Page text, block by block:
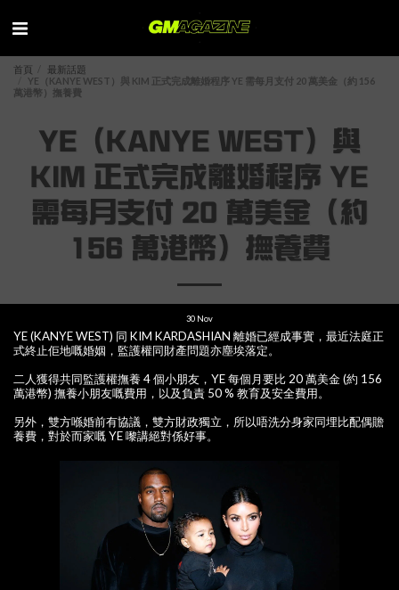
首頁
最新話題
YE（KANYE WEST）與 KIM 正式完成離婚程序 YE 需每月支付 20 萬美金（約 156
萬港幣）撫養費
YE（KANYE WEST）與
KIM 正式完成離婚程序 YE
需每月支付 20 萬美金（約
156 萬港幣）撫養費
30 Nov
YE (KANYE WEST) 同 KIM KARDASHIAN 離婚已經成事實，最近法庭正
式終止佢地嘅婚姻，監護權同財產問題亦塵埃落定。
二人獲得共同監護權撫養 4 個小朋友，YE 每個月要比 20 萬美金 (約 156
萬港幣) 撫養小朋友嘅費用，以及負責 50 % 教育及安全費用。
另外，雙方喺婚前有協議，雙方財政獨立，所以唔洗分身家同埋比配偶贍
養費，對於而家嘅 YE 嚟講絕對係好事。